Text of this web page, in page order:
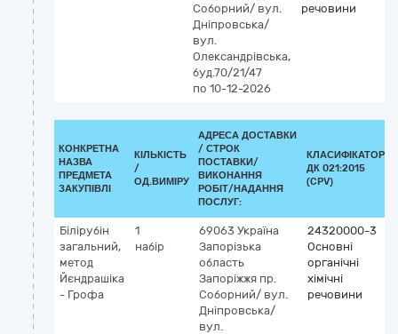
Соборний/ вул.
Дніпровська/
вул.
Олександрівська,
буд.70/21/47
по 10-12-2026
речовини
КОНКРЕТНА
НАЗВА
ПРЕДМЕТА
ЗАКУПІВЛІ
КІЛЬКІСТЬ
/
ОД.ВИМІРУ
АДРЕСА ДОСТАВКИ
/ СТРОК
ПОСТАВКИ/
ВИКОНАННЯ
РОБІТ/НАДАННЯ
ПОСЛУГ:
КЛАСИФІКАТОР
ДК 021:2015
(CPV)
Білірубін
загальний,
метод
Йєндрашіка
- Грофа
1
набір
69063 Україна
Запорізька
область
Запоріжжя пр.
Соборний/ вул.
Дніпровська/
вул.
24320000-3
Основні
органічні
хімічні
речовини